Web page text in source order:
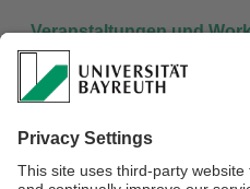
Veranstaltungen und
Studieren
Vom Verfassen einer
Bewältigung der
Bewerbungsschreiben – die
lassen Sie mit den
alleine. Mit einer Vielzahl von
und Workshopskönnen Sie
Studium entwickeln.